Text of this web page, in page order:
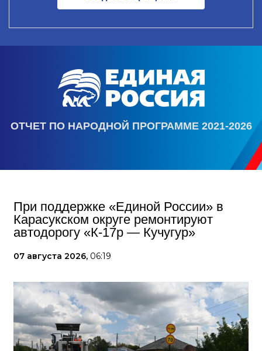
ОТЧЕТ ПО НАРОДНОЙ ПРОГРАММЕ 2021-2026
При поддержке «Единой России» в
Карасукском округе ремонтируют
автодорогу «К-17р — Кучугур»
07 августа 2026, 06:19